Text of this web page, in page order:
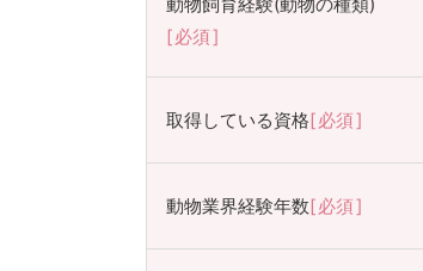
必須
取得している資格 必須
動物業界経験年数 必須